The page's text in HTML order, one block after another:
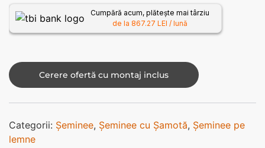
Cumpără acum, plătește mai târziu
de la 867.27 LEI / lună
Cerere ofertă cu montaj inclus
Categorii: Șeminee, Șeminee cu Șamotă, Șeminee pe
lemne